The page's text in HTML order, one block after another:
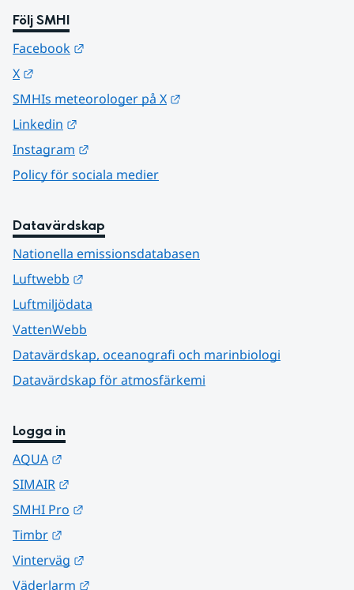
Följ SMHI
Facebook
X
SMHIs meteorologer på X
Linkedin
Instagram
Policy för sociala medier
Datavärdskap
Nationella emissionsdatabasen
Luftwebb
Luftmiljödata
VattenWebb
Datavärdskap, oceanografi och marinbiologi
Datavärdskap för atmosfärkemi
Logga in
AQUA
SIMAIR
SMHI Pro
Timbr
Vinterväg
Väderlarm